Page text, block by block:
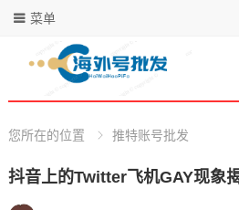
菜单
您所在的位置 推特账号批发
抖音上的Twitter飞机GAY现象